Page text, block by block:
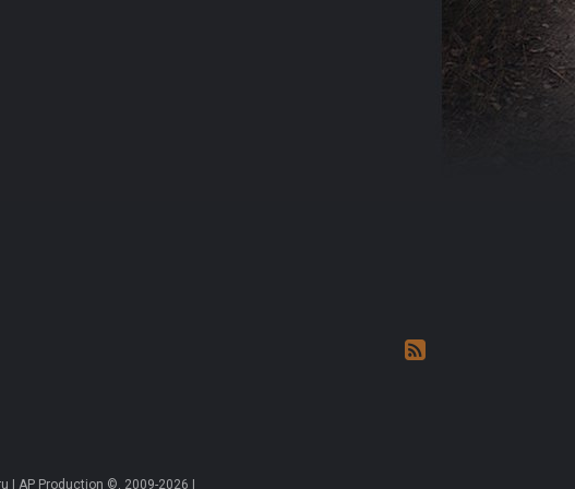
| AP Production ©, 2009-2026 |